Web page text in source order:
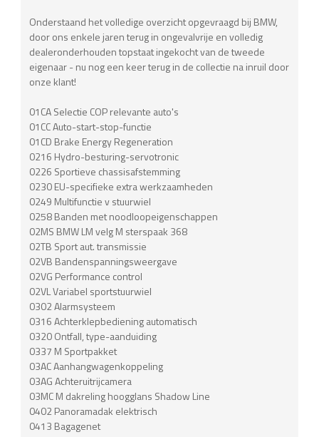
Onderstaand het volledige overzicht opgevraagd bij BMW,
door ons enkele jaren terug in ongevalvrije en volledig
dealeronderhouden topstaat ingekocht van de tweede
eigenaar - nu nog een keer terug in de collectie na inruil door
onze klant!
01CA Selectie COP relevante auto's
01CC Auto-start-stop-functie
01CD Brake Energy Regeneration
0216 Hydro-besturing-servotronic
0226 Sportieve chassisafstemming
0230 EU-specifieke extra werkzaamheden
0249 Multifunctie v stuurwiel
0258 Banden met noodloopeigenschappen
02MS BMW LM velg M sterspaak 368
02TB Sport aut. transmissie
02VB Bandenspanningsweergave
02VG Performance control
02VL Variabel sportstuurwiel
0302 Alarmsysteem
0316 Achterklepbediening automatisch
0320 Ontfall, type-aanduiding
0337 M Sportpakket
03AC Aanhangwagenkoppeling
03AG Achteruitrijcamera
03MC M dakreling hoogglans Shadow Line
0402 Panoramadak elektrisch
0413 Bagagenet